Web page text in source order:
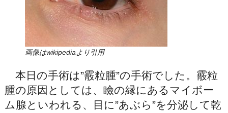
画像はwikipediaより引用
本日の手術は”霰粒腫”の手術でした。霰粒
腫の原因としては、瞼の縁にあるマイボー
ム腺といわれる、目に”あぶら”を分泌して乾